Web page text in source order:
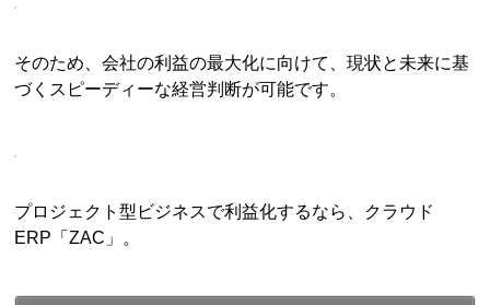
そのため、会社の利益の最大化に向けて、現状と未来に基
づくスピーディーな経営判断が可能です。
プロジェクト型ビジネスで利益化するなら、クラウド
ERP「ZAC」。